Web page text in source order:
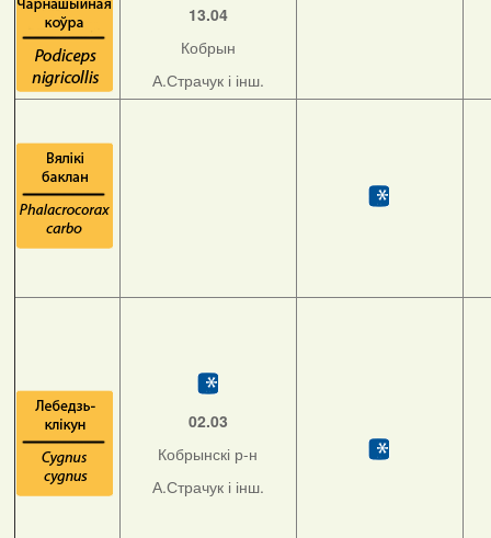
13.04
Кобрын
А.Страчук і інш.
02.03
Кобрынскі р-н
А.Страчук і інш.